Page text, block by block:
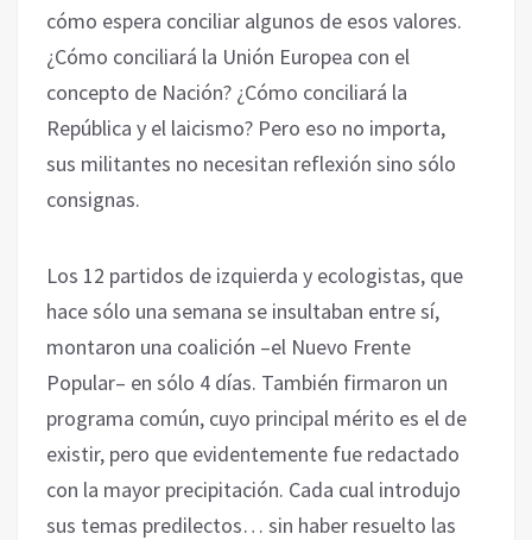
cómo espera conciliar algunos de esos valores.
¿Cómo conciliará la Unión Europea con el
concepto de Nación? ¿Cómo conciliará la
República y el laicismo? Pero eso no importa,
sus militantes no necesitan reflexión sino sólo
consignas.
Los 12 partidos de izquierda y ecologistas, que
hace sólo una semana se insultaban entre sí,
montaron una coalición –el Nuevo Frente
Popular– en sólo 4 días. También firmaron un
programa común, cuyo principal mérito es el de
existir, pero que evidentemente fue redactado
con la mayor precipitación. Cada cual introdujo
sus temas predilectos… sin haber resuelto las